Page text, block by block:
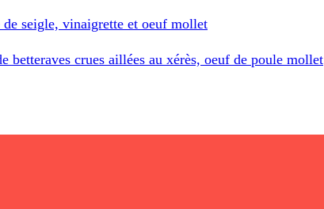
de seigle, vinaigrette et oeuf mollet
betteraves crues aillées au xérès, oeuf de poule mollet